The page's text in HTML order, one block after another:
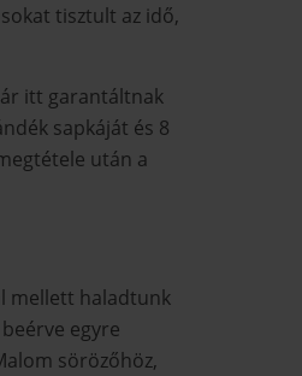
tisztult az idő,
itt garantáltnak
sapkáját és 8
után a
mellett haladtunk
egyre
sörözőhöz,